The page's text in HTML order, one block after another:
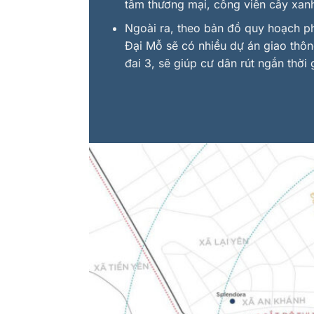
tâm thương mại, công viên cây
Ngoài ra, theo bản đồ quy hoạch
Đại Mỗ sẽ có nhiều dự án giao
đai 3, sẽ giúp cư dân rút ngắn thời